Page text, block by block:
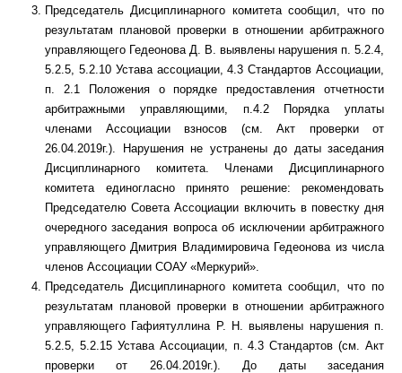
Председатель Дисциплинарного комитета сообщил, что по
результатам плановой проверки в отношении арбитражного
управляющего Гедеонова Д. В. выявлены нарушения п. 5.2.4,
5.2.5, 5.2.10 Устава ассоциации, 4.3 Стандартов Ассоциации,
п. 2.1 Положения о порядке предоставления отчетности
арбитражными управляющими, п.4.2 Порядка уплаты
членами Ассоциации взносов (см. Акт проверки от
26.04.2019г.). Нарушения не устранены до даты заседания
Дисциплинарного комитета. Членами Дисциплинарного
комитета единогласно принято решение: рекомендовать
Председателю Совета Ассоциации включить в повестку дня
очередного заседания вопроса об исключении арбитражного
управляющего Дмитрия Владимировича Гедеонова из числа
членов Ассоциации СОАУ «Меркурий».
Председатель Дисциплинарного комитета сообщил, что по
результатам плановой проверки в отношении арбитражного
управляющего Гафиятуллина Р. Н. выявлены нарушения п.
5.2.5, 5.2.15 Устава Ассоциации, п. 4.3 Стандартов (см. Акт
проверки от 26.04.2019г.). До даты заседания